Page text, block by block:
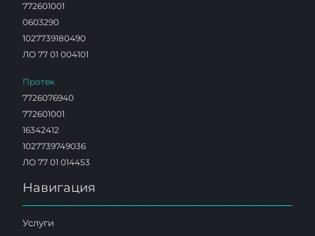
772601001
0603290
1027739180490
ЛО 77 01 004101
Протек
7726076940
772601001
16342412
1027739749036
ЛО 77 01 014453
Навигация
Услуги